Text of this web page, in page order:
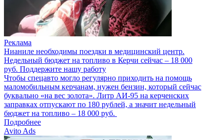
Реклама
Нианиле необходимы поездки в медицинский центр.
Недельный бюджет на топливо в Керчи сейчас – 18 000
руб. Поддержите нашу работу
Чтобы спецавто могло регулярно приходить на помощь
маломобильным керчанам, нужен бензин, который сейчас
буквально «на вес золота». Литр АИ-95 на керченских
заправках отпускают по 180 рублей, а значит недельный
бюджет на топливо – 18 000 руб.
Подробнее
Avito Ads